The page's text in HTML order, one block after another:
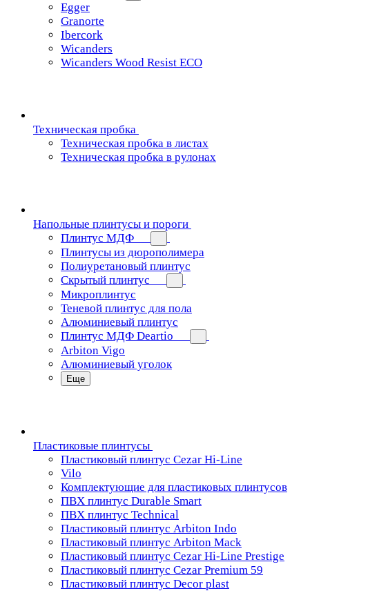
Egger
Granorte
Ibercork
Wicanders
Wicanders Wood Resist ECO
Техническая пробка
Техническая пробка в листах
Техническая пробка в рулонах
Напольные плинтусы и пороги
Плинтус МДФ
Плинтусы из дюрополимера
Полиуретановый плинтус
Скрытый плинтус
Микроплинтус
Теневой плинтус для пола
Алюминиевый плинтус
Плинтус МДФ Deartio
Arbiton Vigo
Алюминиевый уголок
Еще
Пластиковые плинтусы
Пластиковый плинтус Cezar Hi-Line
Vilo
Комплектующие для пластиковых плинтусов
ПВХ плинтус Durable Smart
ПВХ плинтус Technical
Пластиковый плинтус Arbiton Indo
Пластиковый плинтус Arbiton Mack
Пластиковый плинтус Cezar Hi-Line Prestige
Пластиковый плинтус Cezar Premium 59
Пластиковый плинтус Decor plast